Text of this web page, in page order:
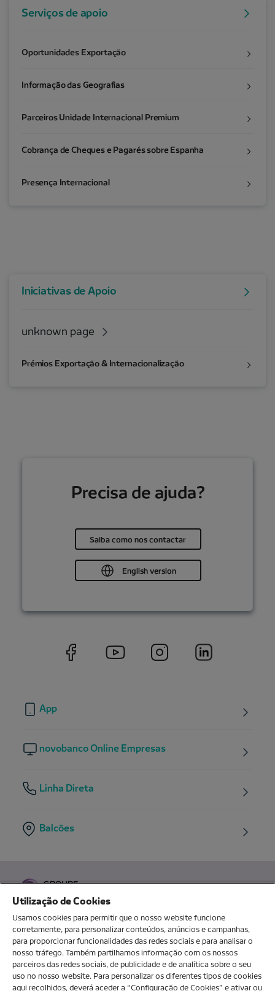
Serviços de apoio
Oportunidades Exportação
Informação das Geografias
Parceiros Unidade Internacional Premium
Cobrança de Cheques e Pagarés sobre Espanha
Presença Internacional
Iniciativas de Apoio
unknown page
Prémios Exportação & Internacionalização
Precisa de ajuda?
Saiba como nos contactar
English version
App
novobanco Online Empresas
Linha Direta
Balcões
O meu novo banco
Utilização de Cookies
Usamos cookies para permitir que o nosso website funcione
corretamente, para personalizar conteúdos, anúncios e campanhas,
para proporcionar funcionalidades das redes sociais e para analisar o
nosso tráfego. Também partilhamos informação com os nossos
parceiros das redes sociais, de publicidade e de analítica sobre o seu
uso no nosso website. Para personalizar os diferentes tipos de cookies
aqui recolhidos, deverá aceder a “Configuração de Cookies” e ativar ou